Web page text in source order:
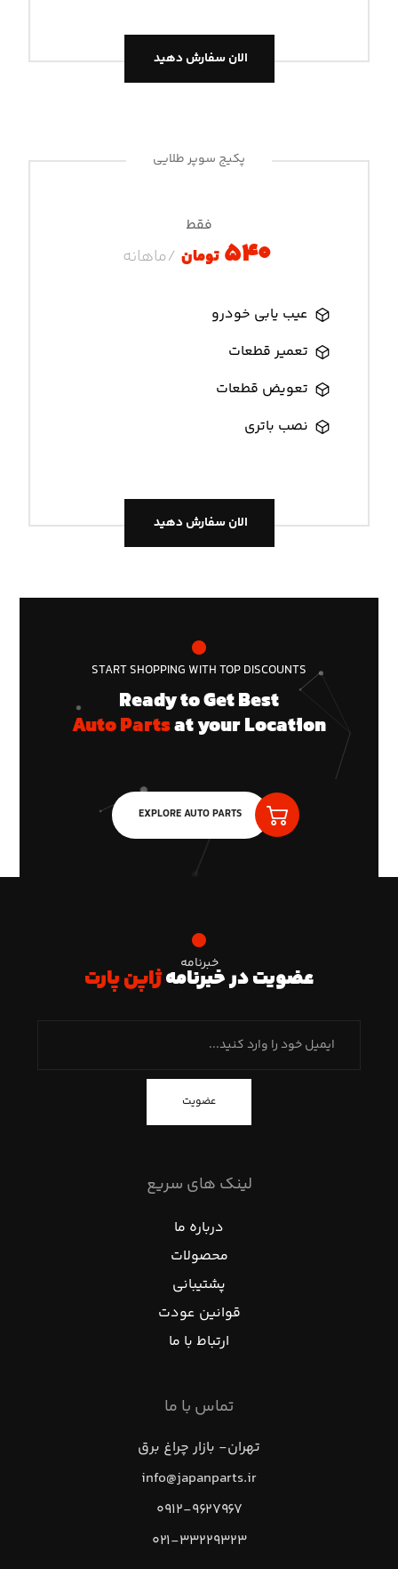
الان سفارش دهید
پکیج سوپر طلایی
فقط
۵۴۰ تومان /ماهانه
عیب یابی خودرو
تعمیر قطعات
تعویض قطعات
نصب باتری
الان سفارش دهید
START SHOPPING WITH TOP DISCOUNTS
Ready to Get Best
Auto Partsat your Location
EXPLORE AUTO PARTS
خبرنامه
عضویت در خبرنامهژاپن پارت
عضویت
لینک های سریع
درباره ما
محصولات
پشتیبانی
قوانین عودت
ارتباط با ما
تماس با ما
تهران- بازار چراغ برق
info@japanparts.ir
۰۹۱۲-۹۶۲۷۹۶۷
۰۲۱-۳۳۲۲۹۳۲۳